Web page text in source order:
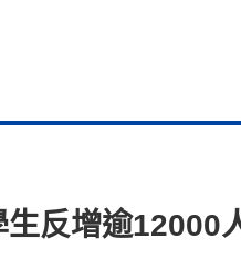
反增逾12000